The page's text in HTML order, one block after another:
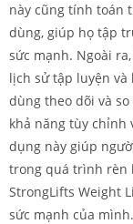
này cũng tính toán
dùng, giúp họ tập
sức mạnh. Ngoài
lịch sử tập luyện
dùng theo dõi và
khả năng tùy
dụng này giúp
trong quá trình rèn
StrongLifts Weight
sức mạnh của mình.